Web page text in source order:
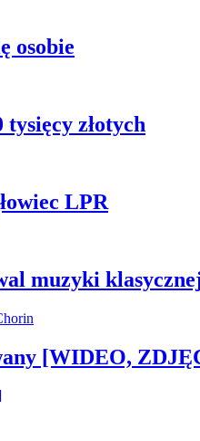
osobie
złotych
LPR
muzyki
[WIDEO,